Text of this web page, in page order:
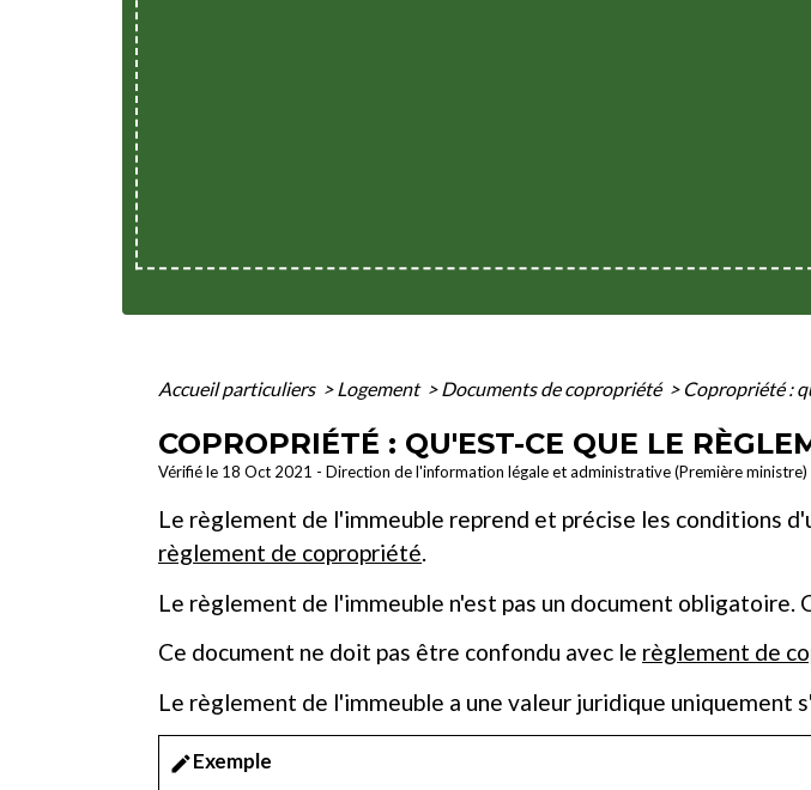
Accueil particuliers > Logement > Documents de copropriété > Copropriété :
COPROPRIÉTÉ : QU'EST-CE QUE LE
Vérifié le 18 Oct 2021 - Direction de l'information légale et administrative (Première ministre)
Le règlement de l'immeuble reprend et précise les conditions
règlement de copropriété.
Le règlement de l'immeuble n'est pas un document obligatoire.
Ce document ne doit pas être confondu avec le règlement de
Le règlement de l'immeuble a une valeur juridique uniquement
editExemple